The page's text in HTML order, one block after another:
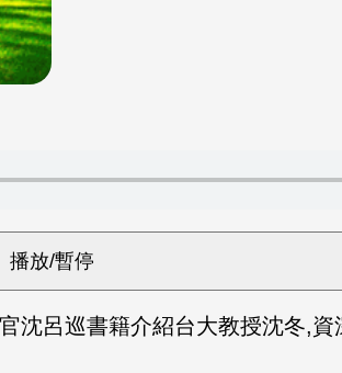
沈呂巡書籍介紹台大教授沈冬,資